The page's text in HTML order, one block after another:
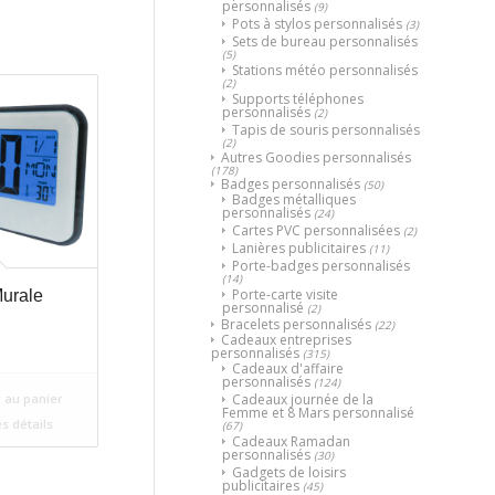
panier
détails
personnalisés (9)
Pots à stylos personnalisés (3)
Sets de bureau personnalisés
(5)
Stations météo personnalisés
(2)
Supports téléphones
personnalisés (2)
Tapis de souris personnalisés
(2)
Autres Goodies personnalisés
(178)
Badges personnalisés (50)
Badges métalliques
personnalisés (24)
Cartes PVC personnalisées (2)
Lanières publicitaires (11)
Porte-badges personnalisés
(14)
Porte-carte visite
personnalisé (2)
Bracelets personnalisés (22)
Cadeaux entreprises
personnalisés (315)
Cadeaux d'affaire
personnalisés (124)
Cadeaux journée de la
Femme et 8 Mars personnalisé
(67)
Cadeaux Ramadan
personnalisés (30)
Gadgets de loisirs
publicitaires (45)